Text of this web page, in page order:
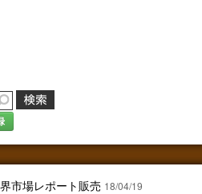
市場レポート販売 18/04/19